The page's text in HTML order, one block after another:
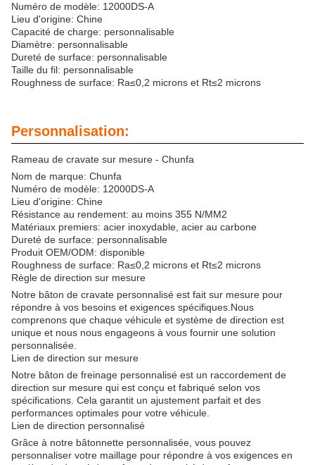
Numéro de modèle: 12000DS-A
Lieu d'origine: Chine
Capacité de charge: personnalisable
Diamètre: personnalisable
Dureté de surface: personnalisable
Taille du fil: personnalisable
Roughness de surface: Ra≤0,2 microns et Rt≤2 microns
Personnalisation:
Rameau de cravate sur mesure - Chunfa
Nom de marque: Chunfa
Numéro de modèle: 12000DS-A
Lieu d'origine: Chine
Résistance au rendement: au moins 355 N/MM2
Matériaux premiers: acier inoxydable, acier au carbone
Dureté de surface: personnalisable
Produit OEM/ODM: disponible
Roughness de surface: Ra≤0,2 microns et Rt≤2 microns
Règle de direction sur mesure
Notre bâton de cravate personnalisé est fait sur mesure pour
répondre à vos besoins et exigences spécifiques.Nous
comprenons que chaque véhicule et système de direction est
unique et nous nous engageons à vous fournir une solution
personnalisée.
Lien de direction sur mesure
Notre bâton de freinage personnalisé est un raccordement de
direction sur mesure qui est conçu et fabriqué selon vos
spécifications. Cela garantit un ajustement parfait et des
performances optimales pour votre véhicule.
Lien de direction personnalisé
Grâce à notre bâtonnette personnalisée, vous pouvez
personnaliser votre maillage pour répondre à vos exigences en